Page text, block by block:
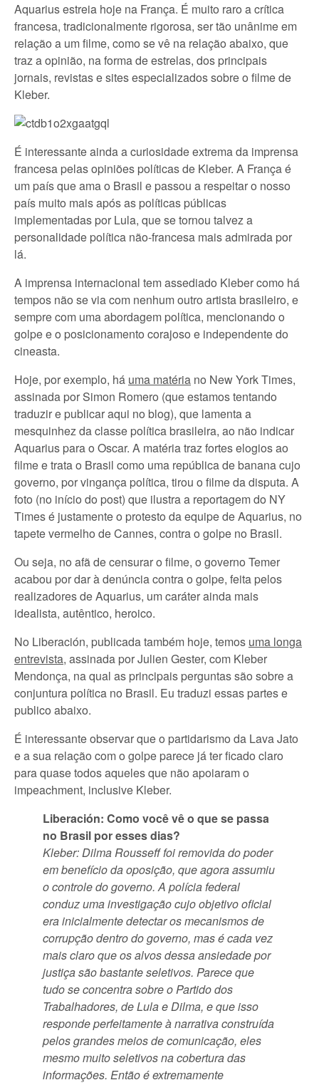
Aquarius estreia hoje na França. É muito raro a crítica
francesa, tradicionalmente rigorosa, ser tão unânime em
relação a um filme, como se vê na relação abaixo, que
traz a opinião, na forma de estrelas, dos principais
jornais, revistas e sites especializados sobre o filme de
Kleber.
É interessante ainda a curiosidade extrema da imprensa
francesa pelas opiniões políticas de Kleber. A França é
um país que ama o Brasil e passou a respeitar o nosso
país muito mais após as políticas públicas
implementadas por Lula, que se tornou talvez a
personalidade política não-francesa mais admirada por
lá.
A imprensa internacional tem assediado Kleber como há
tempos não se via com nenhum outro artista brasileiro, e
sempre com uma abordagem política, mencionando o
golpe e o posicionamento corajoso e independente do
cineasta.
Hoje, por exemplo, há uma matéria no New York Times,
assinada por Simon Romero (que estamos tentando
traduzir e publicar aqui no blog), que lamenta a
mesquinhez da classe política brasileira, ao não indicar
Aquarius para o Oscar. A matéria traz fortes elogios ao
filme e trata o Brasil como uma república de banana cujo
governo, por vingança política, tirou o filme da disputa. A
foto (no início do post) que ilustra a reportagem do NY
Times é justamente o protesto da equipe de Aquarius, no
tapete vermelho de Cannes, contra o golpe no Brasil.
Ou seja, no afã de censurar o filme, o governo Temer
acabou por dar à denúncia contra o golpe, feita pelos
realizadores de Aquarius, um caráter ainda mais
idealista, autêntico, heroico.
No Liberación, publicada também hoje, temos uma longa
entrevista, assinada por Julien Gester, com Kleber
Mendonça, na qual as principais perguntas são sobre a
conjuntura política no Brasil. Eu traduzi essas partes e
publico abaixo.
É interessante observar que o partidarismo da Lava Jato
e a sua relação com o golpe parece já ter ficado claro
para quase todos aqueles que não apoiaram o
impeachment, inclusive Kleber.
Liberación: Como você vê o que se passa
no Brasil por esses dias?
Kleber: Dilma Rousseff foi removida do poder
em benefício da oposição, que agora assumiu
o controle do governo. A polícia federal
conduz uma investigação cujo objetivo oficial
era inicialmente detectar os mecanismos de
corrupção dentro do governo, mas é cada vez
mais claro que os alvos dessa ansiedade por
justiça são bastante seletivos. Parece que
tudo se concentra sobre o Partido dos
Trabalhadores, de Lula e Dilma, e que isso
responde perfeitamente à narrativa construída
pelos grandes meios de comunicação, eles
mesmo muito seletivos na cobertura das
informações. Então é extremamente